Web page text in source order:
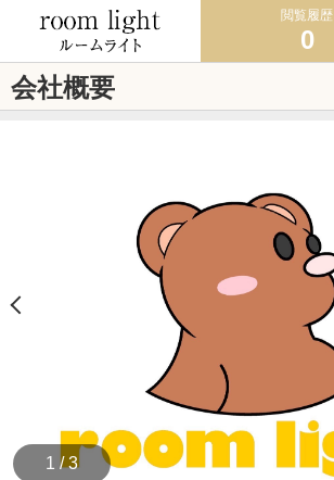
閲覧履歴
0
会社概要
1 / 3